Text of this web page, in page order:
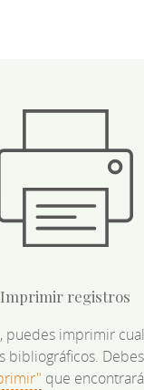
Imprimir registros
puedes imprimir
bibliográficos.
que